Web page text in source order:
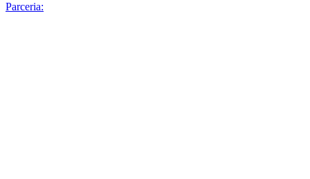
Parceria: